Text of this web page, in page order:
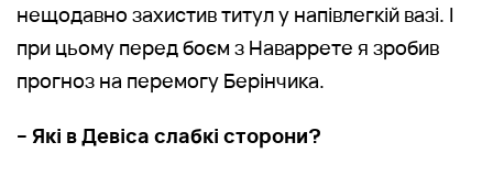
нещодавно захистив титул у напівлегкій вазі. І
при цьому перед боєм з Наваррете я зробив
прогноз на перемогу Берінчика.
– Які в Девіса слабкі сторони?